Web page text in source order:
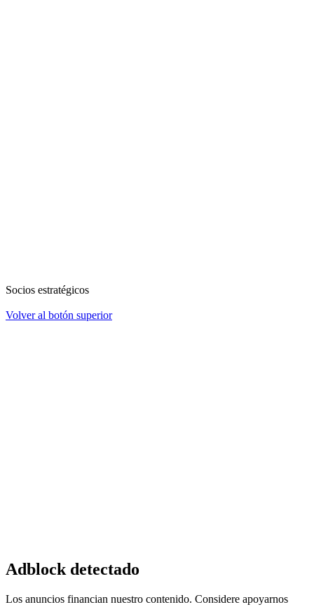
Socios estratégicos
Volver al botón superior
Adblock detectado
Los anuncios financian nuestro contenido. Considere apoyarnos